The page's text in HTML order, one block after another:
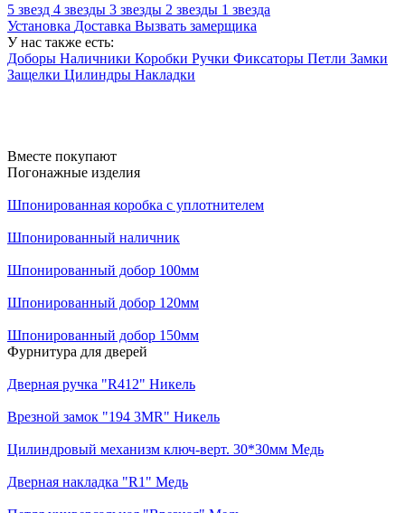
5 звезд 4 звезды 3 звезды 2 звезды 1 звезда
Установка Доставка Вызвать замерщика
У нас также есть:
Доборы Наличники Коробки Ручки Фиксаторы Петли Замки
Защелки Цилиндры Накладки
Вместе покупают
Погонажные изделия
Шпонированная коробка с уплотнителем
Шпонированный наличник
Шпонированный добор 100мм
Шпонированный добор 120мм
Шпонированный добор 150мм
Фурнитура для дверей
Дверная ручка "R412" Никель
Врезной замок "194 3MR" Никель
Цилиндровый механизм ключ-верт. 30*30мм Медь
Дверная накладка "R1" Медь